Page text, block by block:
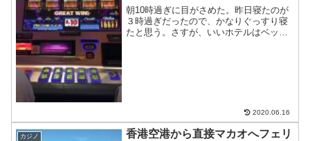
界一周1ヶ月と18日目）
朝10時過ぎに目がさめた。昨日寝たのが
３時過ぎだったので、かなりぐっすり寝
たと思う。さすが、いいホテルはベッド
2020.06.16
カジノ
香港空港から直接マカオへフェリ